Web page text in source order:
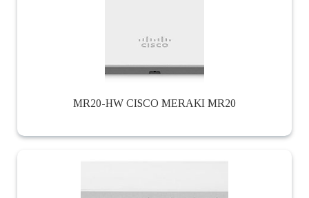
MR20-HW CISCO MERAKI MR20